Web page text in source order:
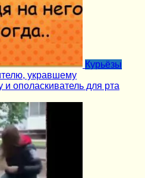
Курьёзы
укравшему
и ополаскиватель для рта